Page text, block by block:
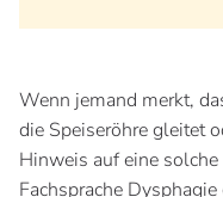
Wenn jemand merkt,
die Speiseröhre gleitet
Hinweis auf eine
Fachsprache